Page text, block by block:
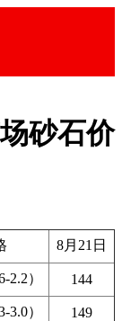
砂石价
8月21日
2.2） 144
3.0） 149